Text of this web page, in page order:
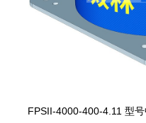
FPSII-4000-400-4.11 型